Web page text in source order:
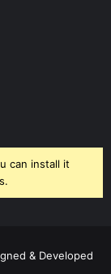
can install it
& Developed